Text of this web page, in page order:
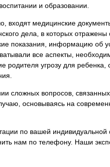
и образовании.
входят медицинские
дела, в которых отражены
показания, информацию об
все аспекты,
родителя угрозу для ребенка,
сложных вопросов,
основываясь на
по вашей индивидуальной
нам по телефону. Наши